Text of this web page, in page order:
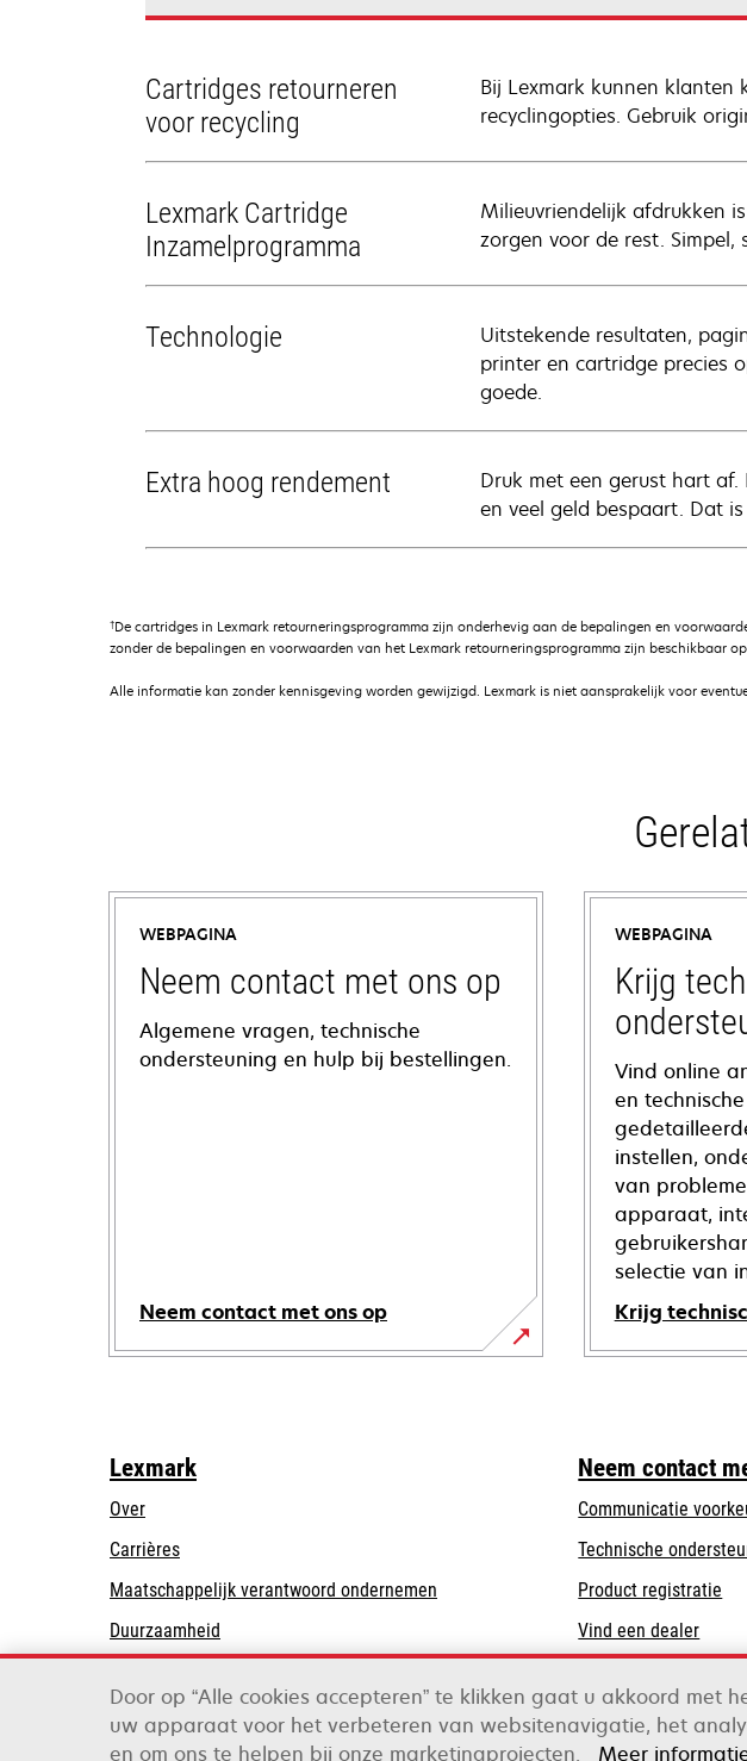
Cartridges retourneren
voor recycling
Bij Lexmark kunnen klanten
recyclingopties. Gebruik
Lexmark Cartridge
Inzamelprogramma
Milieuvriendelijk afdrukken
zorgen voor de rest. Simpel,
Technologie
Uitstekende resultaten,
printer en cartridge precies
goede.
Extra hoog rendement
Druk met een gerust hart
en veel geld bespaart. Dat
†De cartridges in Lexmark retourneringsprogramma zijn onderhevig aan de bepalingen en
zonder de bepalingen en voorwaarden van het Lexmark retourneringsprogramma zijn beschikbaar
Alle informatie kan zonder kennisgeving worden gewijzigd. Lexmark is niet aansprakelijk voor
WEBPAGINA
Neem contact met ons op
Algemene vragen, technische
ondersteuning en hulp bij bestellingen.
Neem contact met ons op
WEBPAGINA
Krijg
Vind online
en
instellen,
van
apparaat,
selectie van
Krijg
opens
tab
Lexmark
Over
Carrières
Maatschappelijk verantwoord ondernemen
tab
Duurzaamheid
Neem contact
Communicatie
Technische
Product registratie
Vind een dealer
Lexmark International, Inc., een bedrijf van Xerox
Door op “Alle cookies accepteren” te klikken gaat u akkoord met
uw apparaat voor het verbeteren van websitenavigatie, het
en om ons te helpen bij onze marketingprojecten.
Meer